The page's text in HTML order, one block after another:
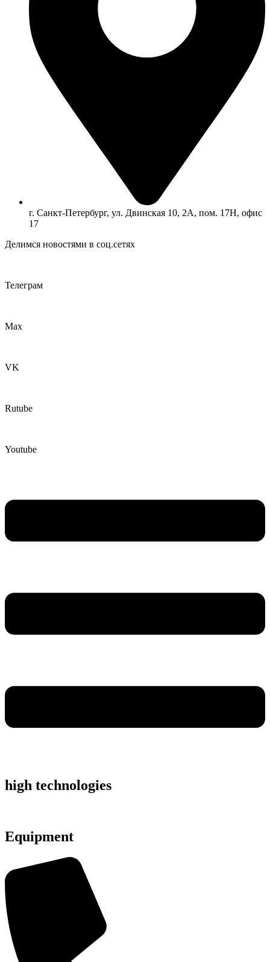
г. Санкт-Петербург, ул. Двинская 10, 2А, пом. 17Н, офис
17
Делимся новостями в соц.сетях
Телеграм
Max
VK
Rutube
Youtube
high technologies
Equipment